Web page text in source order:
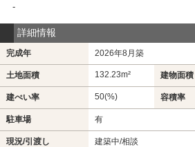
-
詳細情報
完成年 2026年8月築
土地面積 132.23m² 建物面積
建ぺい率 50(%) 容積率
駐車場 有
現況/引渡し 建築中/相談